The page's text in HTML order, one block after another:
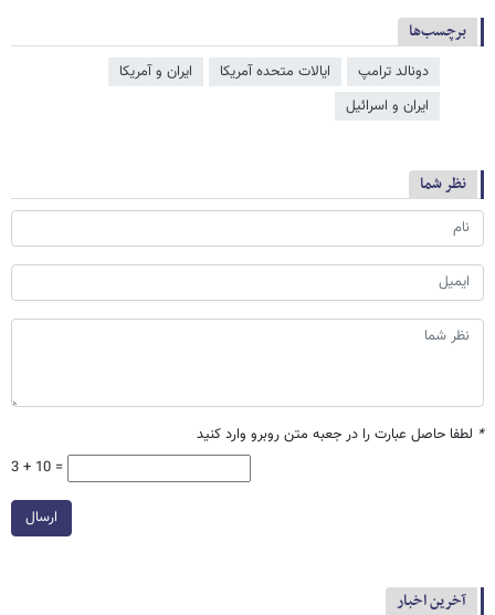
برچسب‌ها
دونالد ترامپ ایالات متحده آمریکا
ایران و آمریکا
ایران و اسرائیل
نظر شما
* لطفا حاصل عبارت را در جعبه متن روبرو وارد کنید
3 + 10 =
ارسال
آخرین اخبار